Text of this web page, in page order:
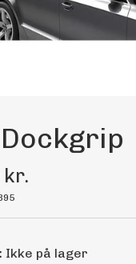
Transport
Kemi
kr.
Ikke på lager